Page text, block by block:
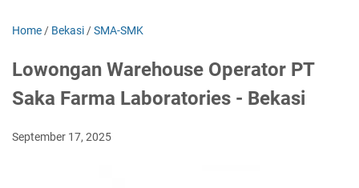
Home / Bekasi /SMA-SMK
Lowongan Warehouse Operator PT
Saka Farma Laboratories - Bekasi
September 17, 2025